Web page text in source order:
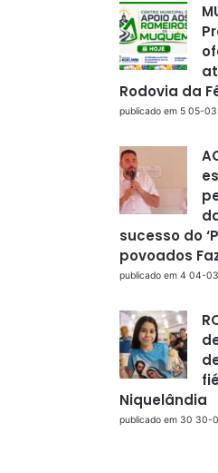
Rodovia da
publicado em 5 05-
sucesso do
povoados
publicado em 4 04-
Niquelândia
publicado em 30